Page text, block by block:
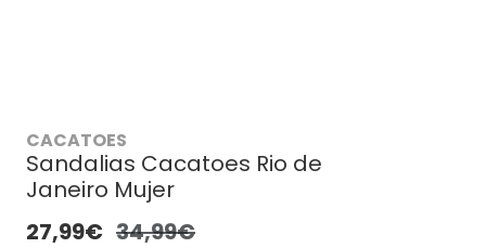
CACATOES
Sandalias Cacatoes Rio de
Janeiro Mujer
27,99€ 34,99€